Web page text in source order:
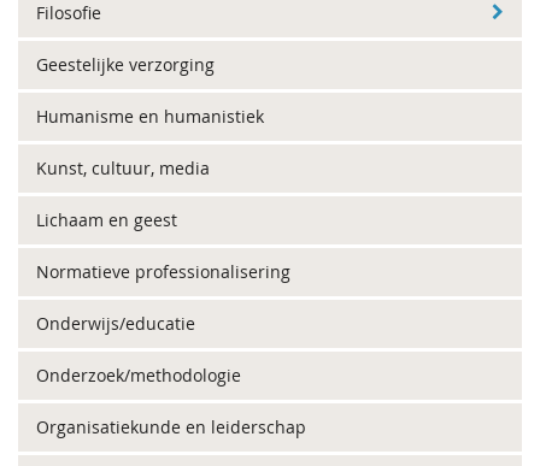
Filosofie
Geestelijke verzorging
Humanisme en humanistiek
Kunst, cultuur, media
Lichaam en geest
Normatieve professionalisering
Onderwijs/educatie
Onderzoek/methodologie
Organisatiekunde en leiderschap